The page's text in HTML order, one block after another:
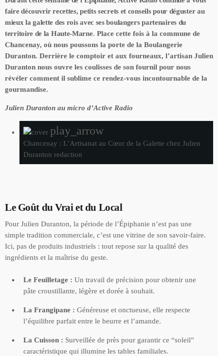
faire découvrir recettes, petits secrets et conseils pour déguster au
mieux la galette des rois avec ses boulangers partenaires du
territoire de la Haute-Marne. Place cette fois à la commune de
Chancenay, où nous poussons la porte de la Boulangerie
Duranton. Derrière le comptoir et aux fourneaux, l’artisan Julien
Duranton nous ouvre les coulisses de son fournil pour nous
révéler comment il sublime ce rendez-vous incontournable de la
gourmandise.
Julien Duranton au micro d’Active Radio
play_arrow
Chancenay : L’Artisanat au Cœur de la Galette chez Julien
Duranton redaction
Le Goût du Vrai et du Local
Pour Julien Duranton, la période de l’Épiphanie n’est pas une
simple tradition commerciale, c’est une vitrine de son savoir-faire.
Ici, pas de produits industriels : tout repose sur la qualité des
ingrédients et la maîtrise du geste.
Le Feuilletage : Un travail de précision pour obtenir une
pâte croustillante, légère et dorée à souhait.
La Frangipane : Généreuse et onctueuse, elle respecte
l’équilibre parfait entre le beurre et l’amande.
La Cuisson : Surveillée de près pour garantir ce “soleil”
caractéristique qui illumine les tables familiales.